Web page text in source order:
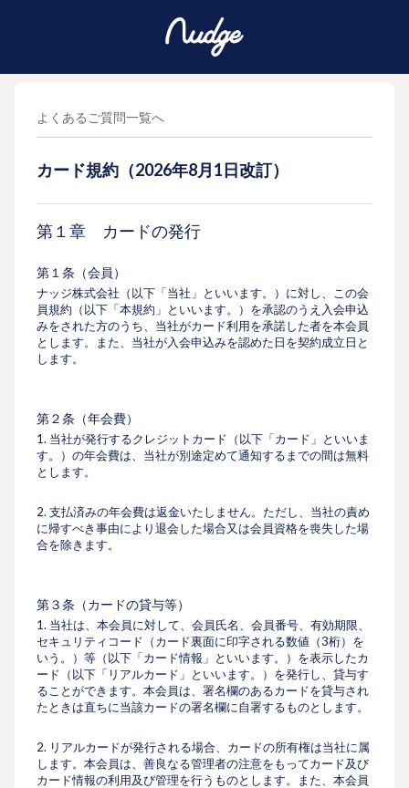
よくあるご質問一覧へ
カード規約（2026年8月1日改訂）
第１章 カードの発行
第１条（会員）
ナッジ株式会社（以下「当社」といいます。）に対し、この会
員規約（以下「本規約」といいます。）を承認のうえ⼊会申込
みをされた⽅のうち、当社がカード利⽤を承諾した者を本会員
とします。また、当社が⼊会申込みを認めた⽇を契約成⽴⽇と
します。
第２条（年会費）
1. 当社が発⾏するクレジットカード（以下「カード」といいま
す。）の年会費は、当社が別途定めて通知するまでの間は無料
とします。
2. ⽀払済みの年会費は返金いたしません。ただし、当社の責め
に帰すべき事由により退会した場合又は会員資格を喪失した場
合を除きます。
第３条（カードの貸与等）
1. 当社は、本会員に対して、会員⽒名、会員番号、有効期限、
セキュリティコード（カード裏⾯に印字される数値（3桁）を
いう。）等（以下「カード情報」といいます。）を表⽰したカ
ード（以下「リアルカード」といいます。）を発⾏し、貸与す
ることができます。本会員は、署名欄のあるカードを貸与され
たときは直ちに当該カードの署名欄に⾃署するものとします。
2. リアルカードが発行される場合、カードの所有権は当社に属
します。本会員は、善良なる管理者の注意をもってカード及び
カード情報の利⽤及び管理を⾏うものとします。また、本会員